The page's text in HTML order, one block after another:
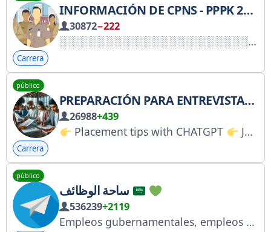
INFORMACIÓN DE CPNS - PPPK 2026
30872−222
Carrera
público
PREPARACIÓN PARA ENTREVISTAS DE TRABAJO - TRABAJO REMOTO
26988+439
Placement tips with CHATGPT Jobs and Internship updates
Carrera
público
536239+2119
Empleos gubernamentales, empleos en empresas, empleos en el sector privado, empleos para mujeres... Enlace del canal: https://t.me/jobs4ksa